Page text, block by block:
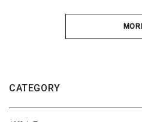
CATEGORY